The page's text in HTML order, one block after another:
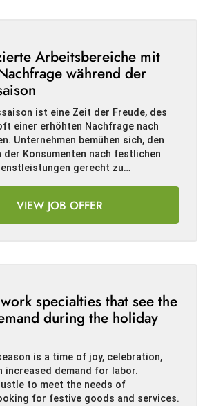
Arbeitsbereiche mit
während der
ist eine Zeit der Freude, des
einer erhöhten Nachfrage nach
Unternehmen bemühen sich, den
der Konsumenten nach festlichen
gerecht zu…
VIEW JOB OFFER
specialties that see the
during the holiday
is a time of joy, celebration,
increased demand for labor.
to meet the needs of
for festive goods and services.